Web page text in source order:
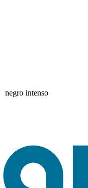
negro intenso